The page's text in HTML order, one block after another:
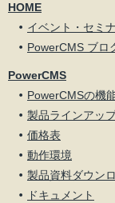
HOME
イベント・セミ
PowerCMS ブロ
PowerCMS
PowerCMSの機
製品ラインアッ
価格表
動作環境
製品資料ダウン
ドキュメント